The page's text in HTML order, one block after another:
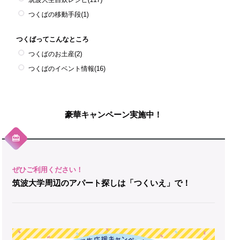
つくばの移動手段(1)
つくばってこんなところ
つくばのお土産(2)
つくばのイベント情報(16)
豪華キャンペーン実施中！
筑波大学周辺のアパート探しは「つくいえ」で！